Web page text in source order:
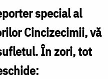
special al
Cincizecimii, vă
În zori, tot